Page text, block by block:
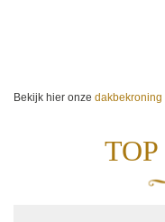
Bekijk hier onze dakbekroning
TOP